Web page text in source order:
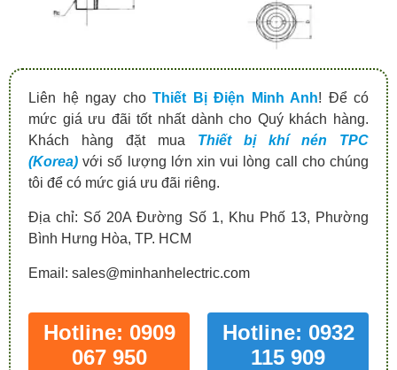
Liên hệ ngay cho Thiết Bị Điện Minh Anh! Để có
mức giá ưu đãi tốt nhất dành cho Quý khách hàng.
Khách hàng đặt mua Thiết bị khí nén TPC
(Korea) với số lượng lớn xin vui lòng call cho chúng
tôi để có mức giá ưu đãi riêng.
Địa chỉ: Số 20A Đường Số 1, Khu Phố 13, Phường
Bình Hưng Hòa, TP. HCM
Email: sales@minhanhelectric.com
Hotline: 0909
067 950
Hotline: 0932
115 909